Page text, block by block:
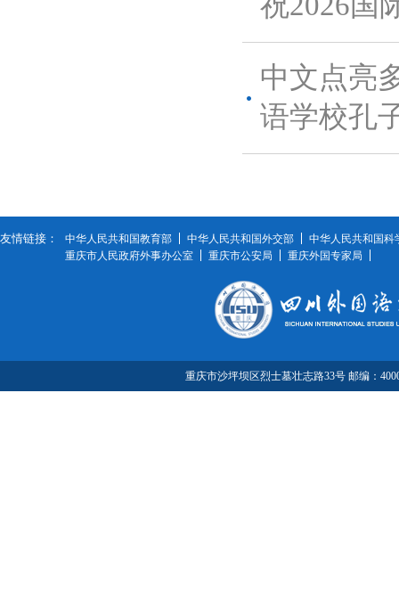
中文点亮
语学校孔
友情链接： 中华人民共和国教育部 中华人民共和国外交部
中华人民共和国科
重庆市人民政府外事办公室
重庆市公安局 重庆外国专家局
重庆市沙坪坝区烈士墓壮志路33号 邮编：